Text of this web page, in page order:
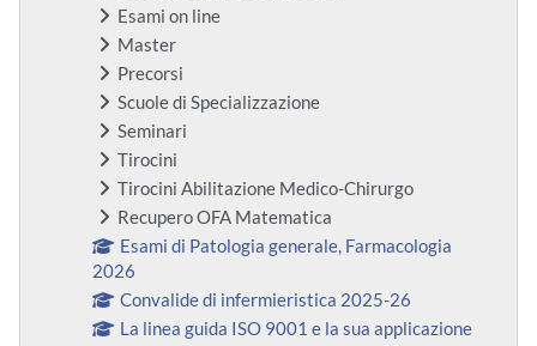
Esami on line
Master
Precorsi
Scuole di Specializzazione
Seminari
Tirocini
Tirocini Abilitazione Medico-Chirurgo
Recupero OFA Matematica
Esami di Patologia generale, Farmacologia
2026
Convalide di infermieristica 2025-26
La linea guida ISO 9001 e la sua applicazione